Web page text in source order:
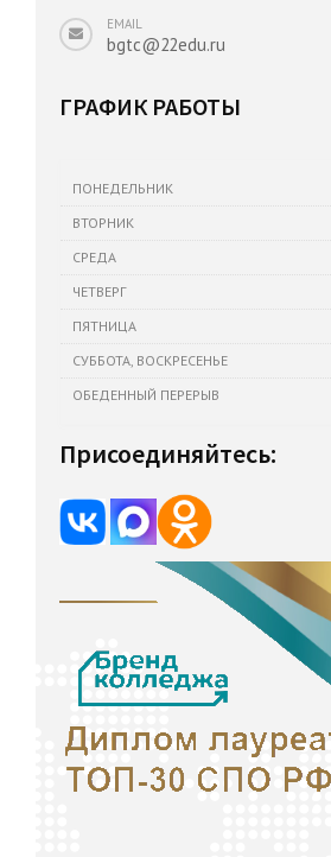
EMAIL
bgtc@22edu.ru
ГРАФИК РАБОТЫ
ПОНЕДЕЛЬНИК
ВТОРНИК
СРЕДА
ЧЕТВЕРГ
ПЯТНИЦА
СУББОТА, ВОСКРЕСЕНЬЕ
ОБЕДЕННЫЙ ПЕРЕРЫВ
Присоединяйтесь: